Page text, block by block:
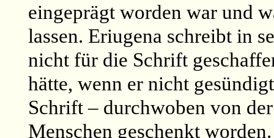
eingeprägt worden war und
lassen. Eriugena schreibt in
nicht für die Schrift
hätte, wenn er nicht
Schrift – durchwoben von
Menschen geschenkt